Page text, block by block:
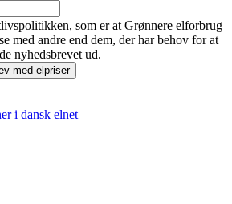
som er at Grønnere elforbrug
med andre end dem, der har behov for at
nyhedsbrevet ud.
i dansk elnet